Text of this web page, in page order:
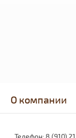
О компании
Телефон: 8 (910)